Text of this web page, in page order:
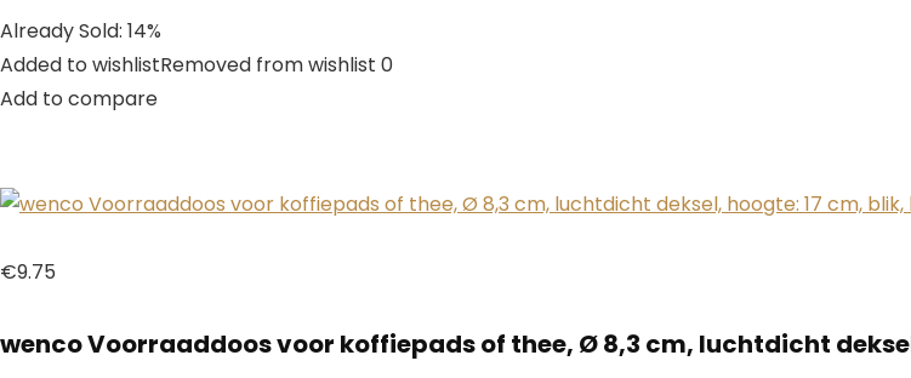
Already Sold: 14%
Added to wishlistRemoved from wishlist 0
Add to compare
€9.75
wenco Voorraaddoos voor koffiepads of thee, Ø 8,3 cm, luchtdicht